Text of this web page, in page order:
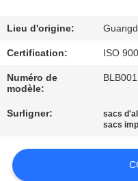
LA
QUALITÉ
DEMANDE
DE
Lieu d'origine:
Certification: ISO
Numéro de
modèle:
BLB001
Surligner: sacs
sacs